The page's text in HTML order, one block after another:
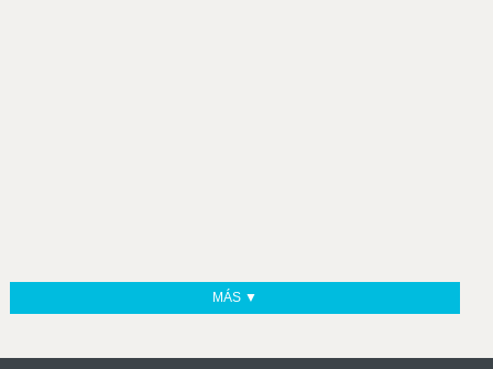
MÁS ▼